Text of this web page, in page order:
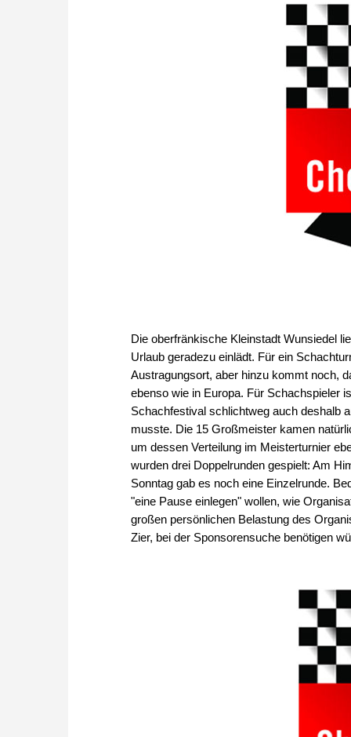
Die oberfränkische Kleinstadt Wunsiedel
Urlaub geradezu einlädt. Für ein
Austragungsort, aber hinzu kommt noch,
ebenso wie in Europa. Für Schachspieler
Schachfestival schlichtweg auch deshalb
musste. Die 15 Großmeister kamen
um dessen Verteilung im Meisterturnier
wurden drei Doppelrunden gespielt: Am
Sonntag gab es noch eine Einzelrunde.
"eine Pause einlegen" wollen, wie
großen persönlichen Belastung des
Zier, bei der Sponsorensuche benötigen